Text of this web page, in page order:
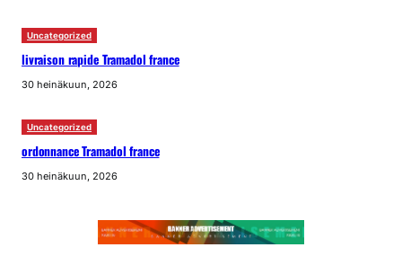
Uncategorized
livraison rapide Tramadol france
30 heinäkuun, 2026
Uncategorized
ordonnance Tramadol france
30 heinäkuun, 2026